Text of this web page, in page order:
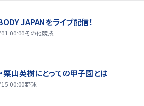
JAPANをライブ配信！
00:00その他競技
栗山英樹にとっての甲子園とは
00:00野球